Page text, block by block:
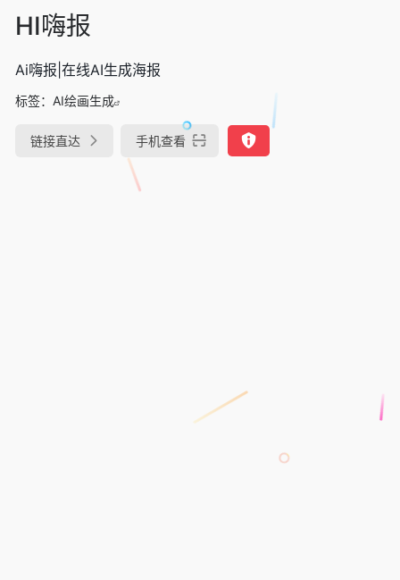
HI嗨报
Ai嗨报|在线AI生成海报
标签： AI绘画生成
链接直达 手机查看